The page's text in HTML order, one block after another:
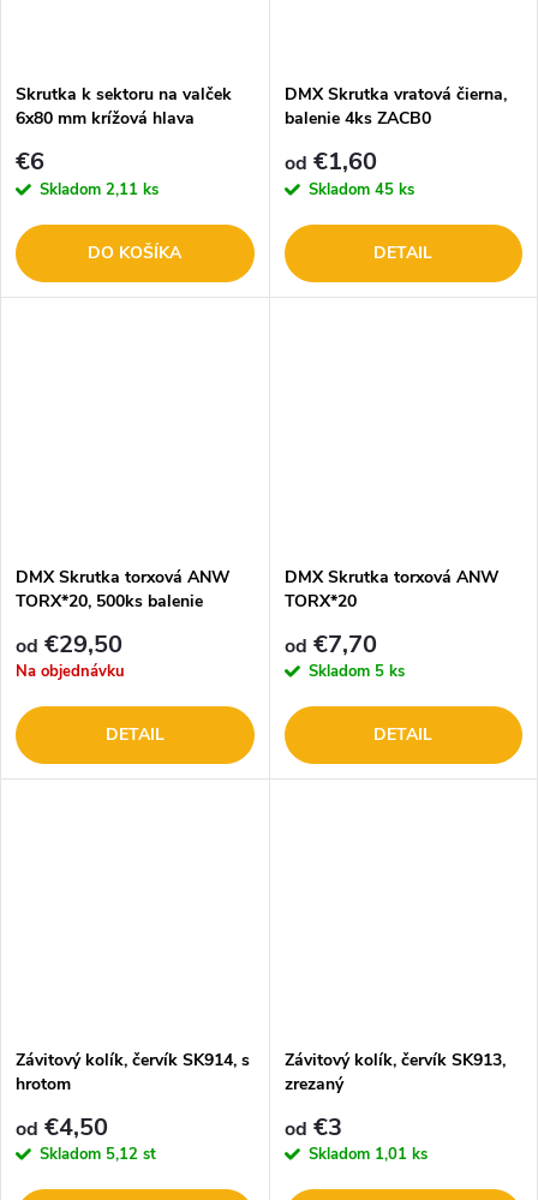
Skrutka k sektoru na valček
6x80 mm krížová hlava
€6
Skladom 2,11 ks
DO KOŠÍKA
DMX Skrutka vratová čierna,
balenie 4ks ZACB0
od €1,60
Skladom 45 ks
DETAIL
DMX Skrutka torxová ANW
TORX*20, 500ks balenie
od €29,50
Na objednávku
DETAIL
DMX Skrutka torxová ANW
TORX*20
od €7,70
Skladom 5 ks
DETAIL
Závitový kolík, červík SK914, s
hrotom
od €4,50
Skladom 5,12 st
Závitový kolík, červík SK913,
zrezaný
od €3
Skladom 1,01 ks